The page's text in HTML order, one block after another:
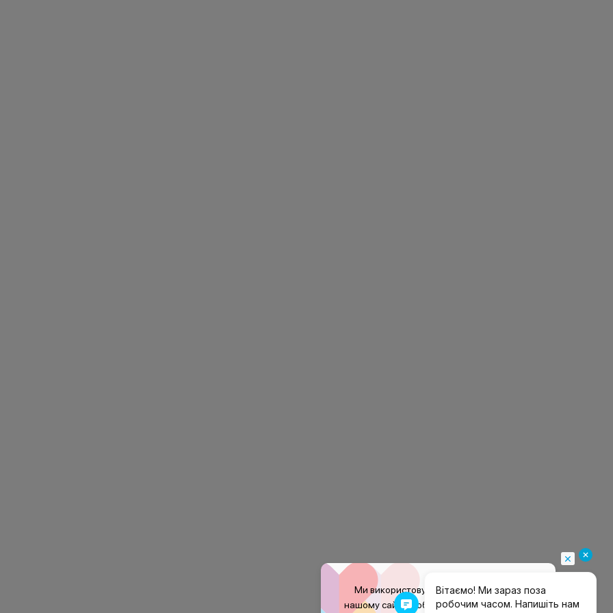
Ми використовуємо файли cookieна
нашому сайті, щоб покращити ваш досвід